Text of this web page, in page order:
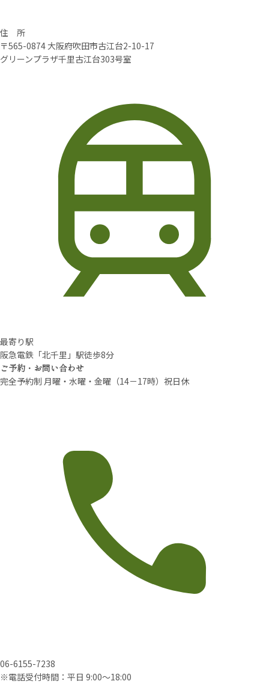
住 所
〒565-0874 大阪府吹田市古江台2-10-17
グリーンプラザ千里古江台303号室
最寄り駅
阪急電鉄「北千里」駅徒歩8分
ご予約・お問い合わせ
完全予約制 月曜・水曜・金曜（14－17時）祝日休
06-6155-7238
※電話受付時間：平日 9:00〜18:00